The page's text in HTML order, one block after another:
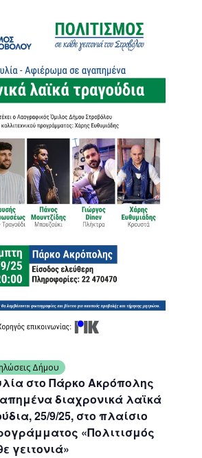
στο Πάρκο Ακρόπολης
διαχρονικά λαϊκά
25/9/25, στο πλαίσιο
«Πολιτισμός
γειτονιά»
Δήμου